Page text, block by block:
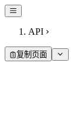
API
复制页面